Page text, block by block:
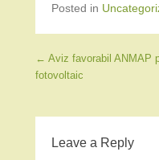
Posted in
Post navigation
← Aviz favorabil ANMAP
fotovoltaic
Leave a Reply